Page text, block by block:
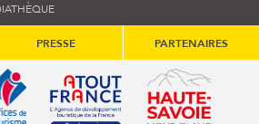
PRESSE PARTENAIRES
(s'ouvre dans une nouvelle fenêtre)
Office de tourisme de France (s'ouvre
Atout France (s'ouvre dans